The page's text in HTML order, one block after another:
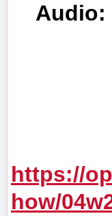
    Audio:
https://
how/